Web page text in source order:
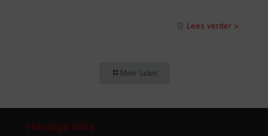
Lees verder >
Meer laden
Handige links